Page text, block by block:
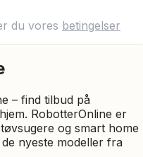
du vores betingelser
– find tilbud på
RobotterOnline er
og smart home
nyeste modeller fra